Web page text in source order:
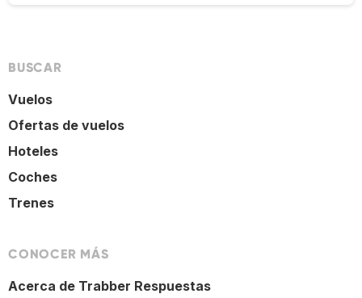
BUSCAR
Vuelos
Ofertas de vuelos
Hoteles
Coches
Trenes
CONOCER MÁS
Acerca de Trabber Respuestas